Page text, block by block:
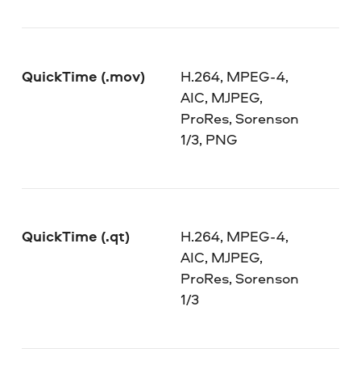
QuickTime (.mov)
H.264, MPEG-4,
AIC, MJPEG,
ProRes, Sorenson
1/3, PNG
QuickTime (.qt)
H.264, MPEG-4,
AIC, MJPEG,
ProRes, Sorenson
1/3